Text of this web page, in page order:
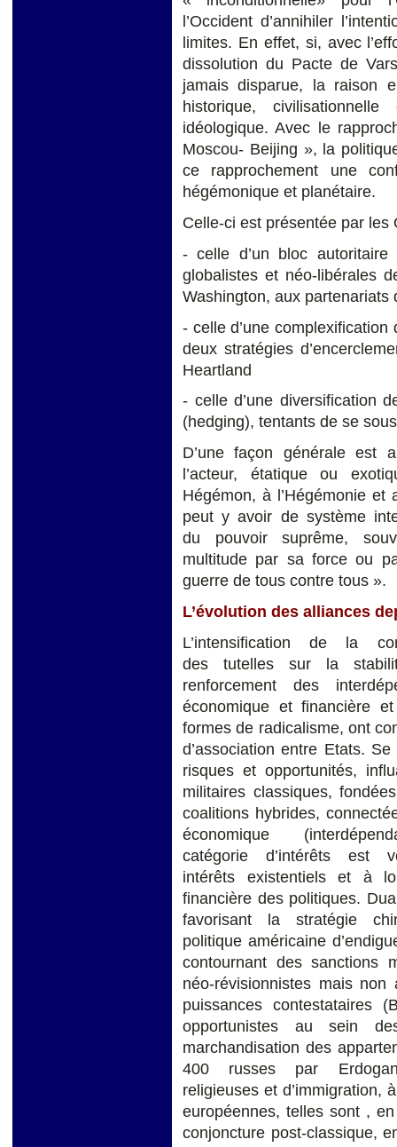
l’Occident d’annihiler
limites. En effet, si, avec
dissolution du Pacte de
jamais disparue, la raison
historique,
idéologique. Avec le
Moscou- Beijing », la
ce rapprochement une
hégémonique et planétaire.
Celle-ci est présentée par
- celle d’un bloc
globalistes et néo-libérales
Washington, aux partenariats
- celle d’une
deux stratégies
Heartland
- celle d’une diversification
(hedging), tentants de se
D’une façon générale est
l’acteur, étatique ou
Hégémon, à l’Hégémonie
peut y avoir de système
du pouvoir suprême,
multitude par sa force ou
guerre de tous contre tous ».
L’évolution des alliances
L’intensification de la
des tutelles sur la
renforcement des
économique et financière
formes de radicalisme, ont
d’association entre Etats.
risques et opportunités,
militaires classiques,
coalitions hybrides,
économique
catégorie d’intérêts est
intérêts existentiels et à
financière des politiques.
favorisant la stratégie
politique américaine
contournant des sanctions
néo-révisionnistes mais non
puissances contestataires
opportunistes au sein
marchandisation des
400 russes par
religieuses et d’immigration,
européennes, telles sont ,
conjoncture post-classique,